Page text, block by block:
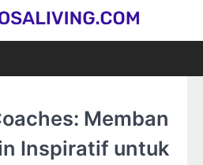
Memban
Inspiratif untuk